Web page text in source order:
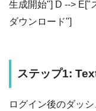
生成開始"] D --> E["
ダウンロード"]
ステップ1:
ログイン後のダッ